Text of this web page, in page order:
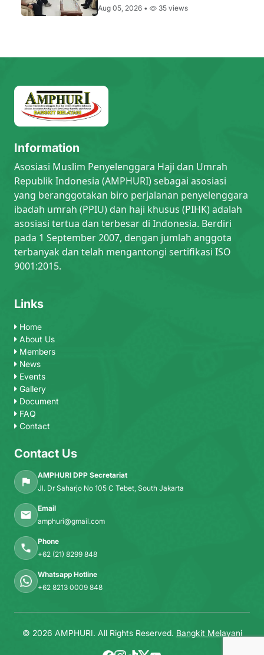
Aug 05, 2026 • 35 views
Information
Asosiasi Muslim Penyelenggara Haji dan Umrah
Republik Indonesia (AMPHURI) sebagai asosiasi
yang beranggotakan biro perjalanan penyelenggara
ibadah umrah (PPIU) dan haji khusus (PIHK) adalah
asosiasi tertua dan terbesar di Indonesia. Berdiri
pada 1 September 2007, dengan jumlah anggota
terbanyak dan telah mengantongi sertifikasi ISO
9001:2015.
Links
Home
About Us
Members
News
Events
Gallery
Document
FAQ
Contact
Contact Us
AMPHURI DPP Secretariat
Jl. Dr Saharjo No 105 C Tebet, South Jakarta
Email
amphuri@gmail.com
Phone
+62 (21) 8299 848
Whatsapp Hotline
+62 8213 0009 848
© 2026 AMPHURI. All Rights Reserved. Bangkit Melayani